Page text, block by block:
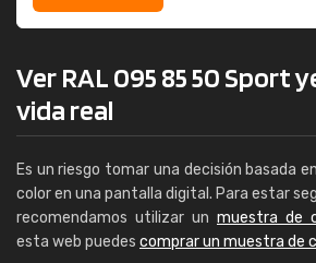
Ver RAL 095 85 50 Sport
vida real
Es un riesgo tomar una decisión basada
color en una pantalla digital. Para estar
recomendamos utilizar un muestra de
esta web puedes comprar un muestra de